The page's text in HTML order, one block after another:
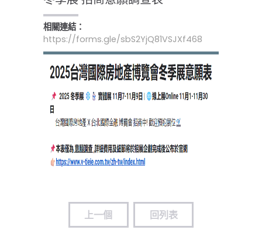
相關連結：
https://forms.gle/sbS2YjQ81VSJXf468
上一個 回列表